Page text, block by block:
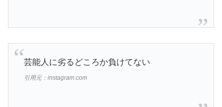
芸能人に劣るどころか負けてない
引用元：instagram.com